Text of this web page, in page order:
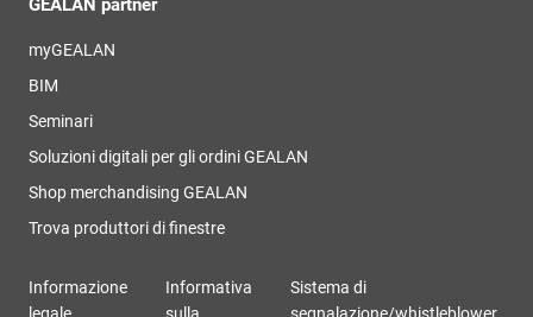
myGEALAN
BIM
Seminari
Soluzioni digitali per gli ordini GEALAN
Shop merchandising GEALAN
Trova produttori di finestre
Informazione
legale
Informativa
sulla
Sistema di
segnalazione/whistleblower